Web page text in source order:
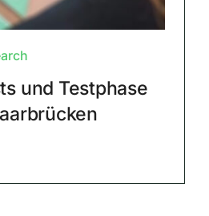
und Testphase